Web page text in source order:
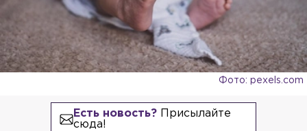
Фото: pexels.com
Есть новость?Присылайте
сюда!